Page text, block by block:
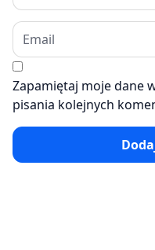
Zapamiętaj moje dane
pisania kolejnych